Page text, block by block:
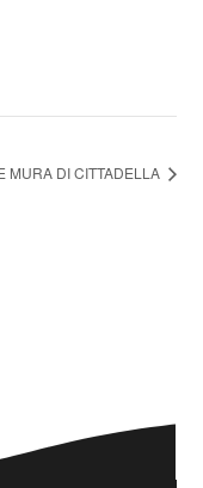
MURA DI CITTADELLA